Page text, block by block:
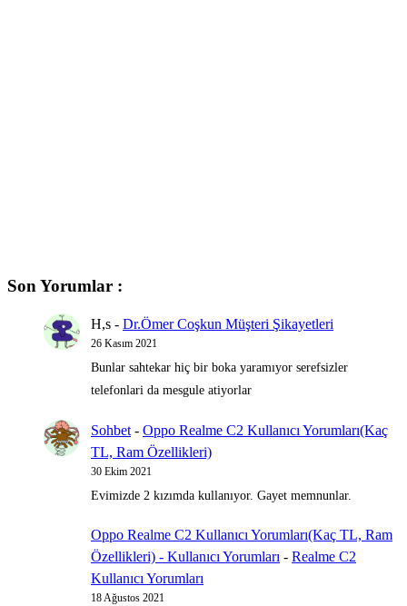
Son Yorumlar :
H,s - Dr.Ömer Coşkun Müşteri Şikayetleri
26 Kasım 2021
Bunlar sahtekar hiç bir boka yaramıyor serefsizler
telefonlari da mesgule atiyorlar
Sohbet - Oppo Realme C2 Kullanıcı Yorumları(Kaç
TL, Ram Özellikleri)
30 Ekim 2021
Evimizde 2 kızımda kullanıyor. Gayet memnunlar.
Oppo Realme C2 Kullanıcı Yorumları(Kaç TL, Ram
Özellikleri) - Kullanıcı Yorumları - Realme C2
Kullanıcı Yorumları
18 Ağustos 2021